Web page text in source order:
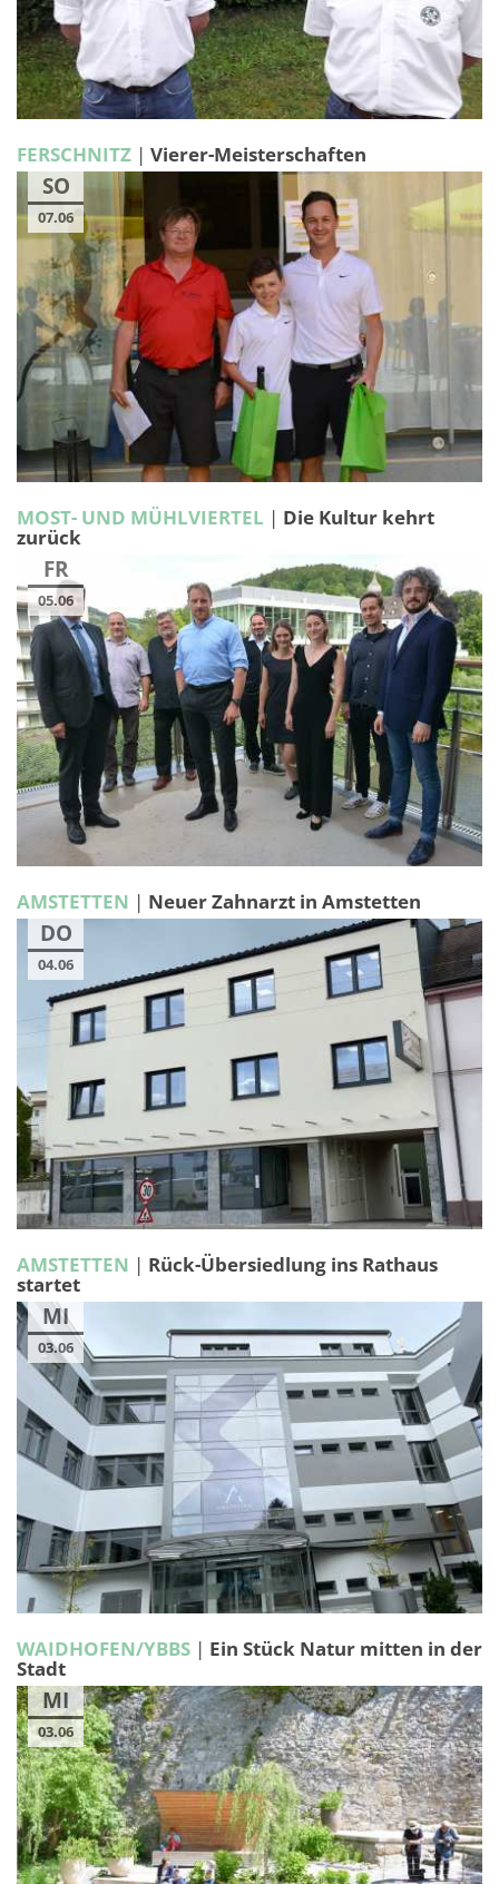
FERSCHNITZ | Vierer-Meisterschaften
SO
07.06
MOST- UND MÜHLVIERTEL | Die Kultur kehrt
zurück
FR
05.06
AMSTETTEN | Neuer Zahnarzt in Amstetten
DO
04.06
AMSTETTEN | Rück-Übersiedlung ins Rathaus
startet
MI
03.06
WAIDHOFEN/YBBS | Ein Stück Natur mitten in der
Stadt
MI
03.06